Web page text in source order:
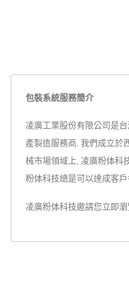
包裝系統服務簡介
凌廣工業股份有限公司是
產製造服務商. 我們成立於
械市場領域上, 凌廣粉体科
粉体科技總是可以達成客
凌廣粉体科技邀請您立即